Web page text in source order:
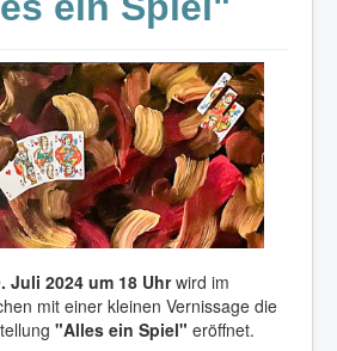
Juli 2024 um 18 Uhrwird im
mit einer kleinen Vernissage die
"Alles ein Spiel" eröffnet.